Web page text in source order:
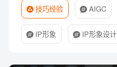
技巧经验 AIGC
IP形象 IP形象设计